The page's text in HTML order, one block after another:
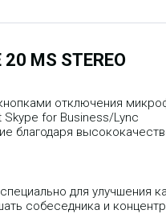
MS STEREO
отключения
for Business/Lync
благодаря
для
собеседника и